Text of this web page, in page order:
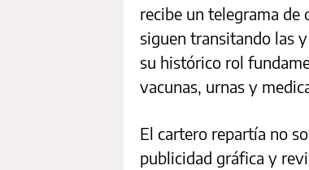
recibe un telegrama de
siguen transitando las
su histórico rol
vacunas, urnas y
El cartero repartía no
publicidad gráfica y